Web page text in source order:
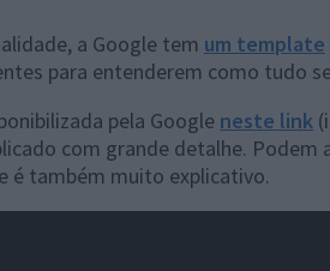
a Google tem um template
para entenderem como tudo
pela Google neste link
com grande detalhe. Podem
é também muito explicativo.